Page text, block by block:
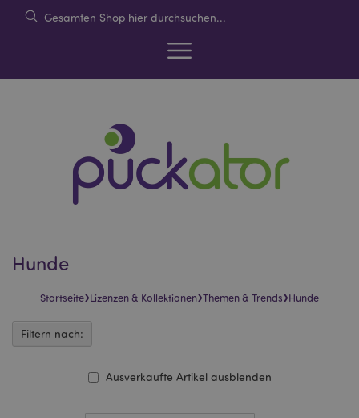
Hunde
Startseite›Lizenzen & Kollektionen›Themen & Trends›Hunde
Ausverkaufte Artikel ausblenden
Filtern nach: